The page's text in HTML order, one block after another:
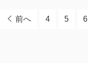
前へ 4 5 6